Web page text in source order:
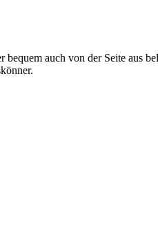
auch von der Seite aus